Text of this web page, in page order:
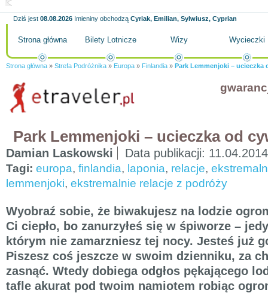
Dziś jest 08.08.2026 Imieniny obchodzą Cyriak, Emilian, Sylwiusz, Cyprian
Strona główna Bilety Lotnicze Wizy Wycieczki
Strona główna » Strefa Podróżnika » Europa » Finlandia » Park Lemmenjoki – ucieczka
Park Lemmenjoki – ucieczka od
Damian Laskowski Data publikacji: 11.04.2014
Tagi: europa, finlandia, laponia, relacje,
lemmenjoki, ekstremalnie relacje z podróży
Wyobraź sobie, że biwakujesz na lodzie
Ci ciepło, bo zanurzyłeś się w śpiworze –
którym nie zamarzniesz tej nocy. Jesteś już
Piszesz coś jeszcze w swoim dzienniku, za
zasnąć. Wtedy dobiega odgłos pękającego
tafle akurat pod twoim namiotem robiąc